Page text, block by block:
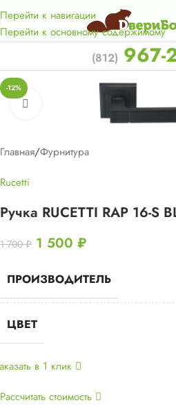
Перейти к навигации
Перейти к основному содержимому
км. от КАД.
(812) 967-
-12%
Нажмите, чтобы увеличить
Главная/Фурнитура
Rucetti
Ручка RUCETTI RAP 16-S
1 700₽ 1 500 ₽
ПРОИЗВОДИТЕЛЬ
ЦВЕТ
в 1 клик
Рассчитать стоимость